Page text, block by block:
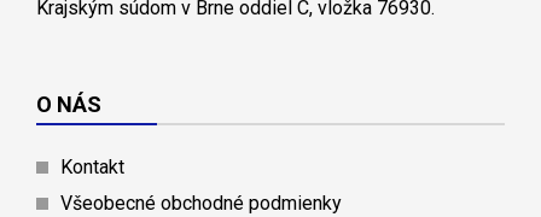
Krajským súdom v Brne oddiel C, vložka 76930.
O NÁS
Kontakt
Všeobecné obchodné podmienky